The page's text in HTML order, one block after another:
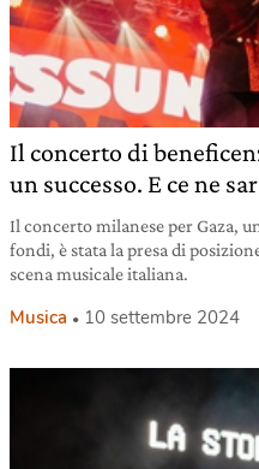
Il concerto di
un successo. E ce ne
Il concerto milanese per Gaza,
fondi, è stata la presa di
scena musicale italiana.
Musica 10 settembre 2024